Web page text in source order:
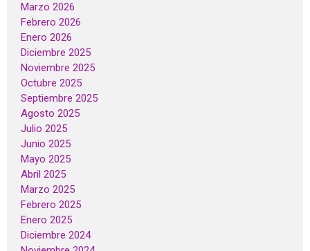
Marzo 2026
Febrero 2026
Enero 2026
Diciembre 2025
Noviembre 2025
Octubre 2025
Septiembre 2025
Agosto 2025
Julio 2025
Junio 2025
Mayo 2025
Abril 2025
Marzo 2025
Febrero 2025
Enero 2025
Diciembre 2024